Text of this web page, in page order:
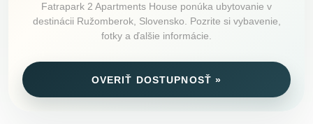
Fatrapark 2 Apartments House ponúka ubytovanie v
destinácii Ružomberok, Slovensko. Pozrite si vybavenie,
fotky a ďalšie informácie.
OVERIŤ DOSTUPNOSŤ »